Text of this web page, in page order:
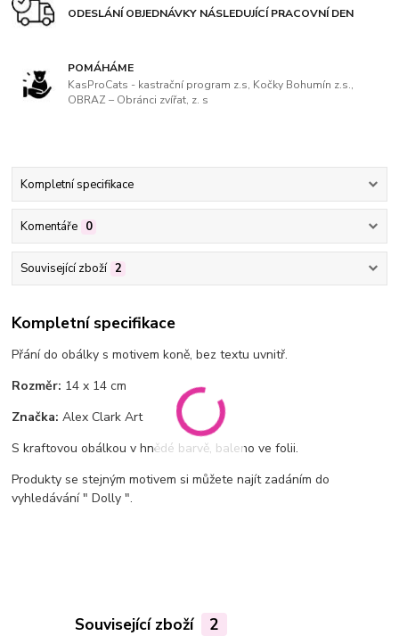
ODESLÁNÍ OBJEDNÁVKY NÁSLEDUJÍCÍ PRACOVNÍ DEN
POMÁHÁME
KasProCats - kastrační program z.s, Kočky Bohumín z.s.,
OBRAZ – Obránci zvířat, z. s
Kompletní specifikace
Komentáře 0
Související zboží 2
Kompletní specifikace
Přání do obálky s motivem koně, bez textu uvnitř.
Rozměr: 14 x 14 cm
Značka: Alex Clark Art
S kraftovou obálkou v hnědé barvě, baleno ve folii.
Produkty se stejným motivem si můžete najít zadáním do
vyhledávání " Dolly ".
Související zboží 2